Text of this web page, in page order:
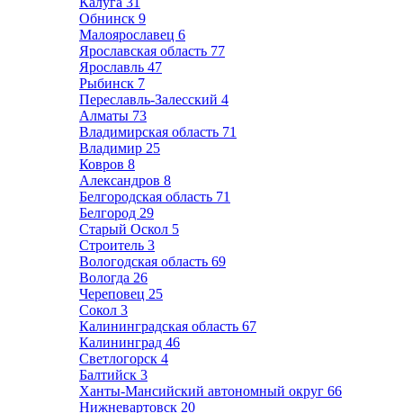
Обнинск 9
Малоярославец 6
Ярославская область 77
Ярославль 47
Рыбинск 7
Переславль-Залесский 4
Алматы 73
Владимирская область 71
Владимир 25
Ковров 8
Александров 8
Белгородская область 71
Белгород 29
Старый Оскол 5
Строитель 3
Вологодская область 69
Вологда 26
Череповец 25
Сокол 3
Калининградская область 67
Калининград 46
Светлогорск 4
Балтийск 3
Ханты-Мансийский автономный округ 66
Нижневартовск 20